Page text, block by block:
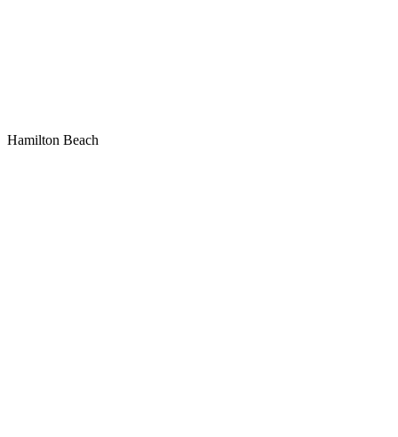
Hamilton Beach